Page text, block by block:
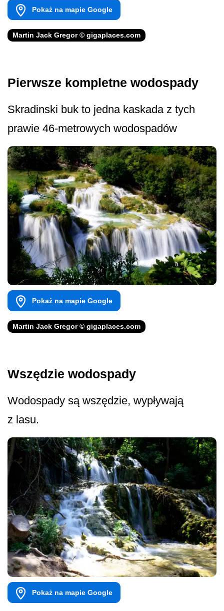
Pokaż na mapie Google
Martin Jack Gregor © gigaplaces.com
Pierwsze kompletne wodospady
Skradinski buk to jedna kaskada z tych
prawie 46-metrowych wodospadów
Pokaż na mapie Google
Martin Jack Gregor © gigaplaces.com
Wszędzie wodospady
Wodospady są wszędzie, wypływają
z lasu.
Pokaż na mapie Google